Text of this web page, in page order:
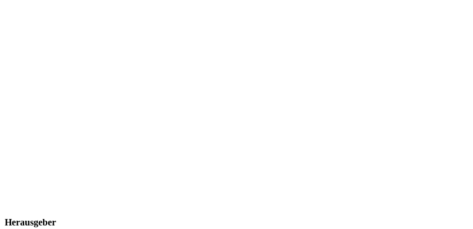
Herausgeber